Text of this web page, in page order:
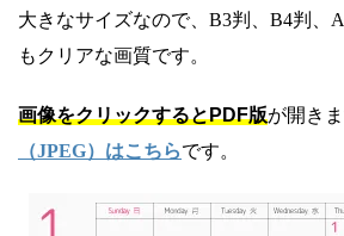
大きなサイズなので、B3判、B4判、
もクリアな画質です。
画像をクリックするとPDF版が開きま
（JPEG）はこちらです。